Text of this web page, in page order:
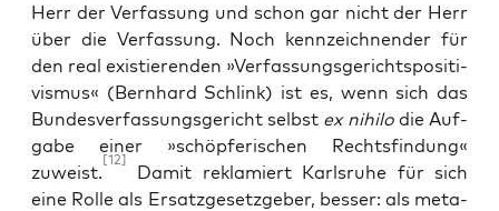
Herr der Ver­fas­sung und schon gar nicht der Herr
über die Ver­fas­sung. Noch kenn­zeich­nen­der für
den real exis­tie­ren­den »Ver­fas­sungs­ge­richts­po­si­ti­
vis­mus« (Bern­hard Schlink) ist es, wenn sich das
Bun­des­ver­fas­sungs­ge­richt selbst ex nihi­lodie Auf­
ga­be einer »schöp­fe­ri­schen Rechts­fin­dung«
zuweist.
[12]
Damit rekla­miert Karls­ru­he für sich
eine Rol­le als Ersatz­ge­setz­ge­ber, bes­ser: als meta­